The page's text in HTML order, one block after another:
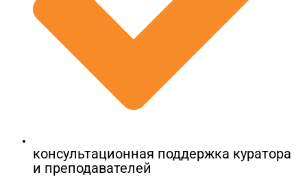
консультационная поддержка куратора
и преподавателей